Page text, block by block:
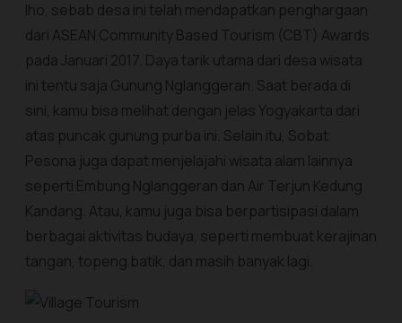
lho, sebab desa ini telah mendapatkan penghargaan
dari ASEAN Community Based Tourism (CBT) Awards
pada Januari 2017. Daya tarik utama dari desa wisata
ini tentu saja Gunung Nglanggeran. Saat berada di
sini, kamu bisa melihat dengan jelas Yogyakarta dari
atas puncak gunung purba ini. Selain itu, Sobat
Pesona juga dapat menjelajahi wisata alam lainnya
seperti Embung Nglanggeran dan Air Terjun Kedung
Kandang. Atau, kamu juga bisa berpartisipasi dalam
berbagai aktivitas budaya, seperti membuat kerajinan
tangan, topeng batik, dan masih banyak lagi.